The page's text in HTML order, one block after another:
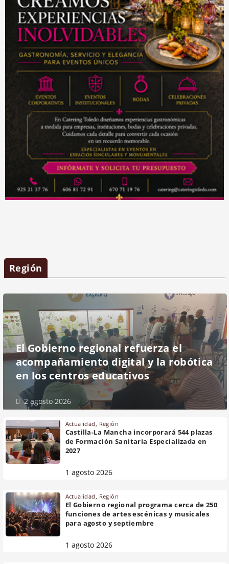
Región
El Gobierno regional refuerza el
acompañamiento digital y la robótica
en los centros educativos
2 agosto 2026
Actualidad, Región
Castilla-La Mancha incorporará 544 plazas
de Formación Sanitaria Especializada en
2027
1 agosto 2026
Actualidad, Región
El Gobierno regional programa cerca de 250
funciones de artes escénicas y musicales
para agosto y septiembre
1 agosto 2026